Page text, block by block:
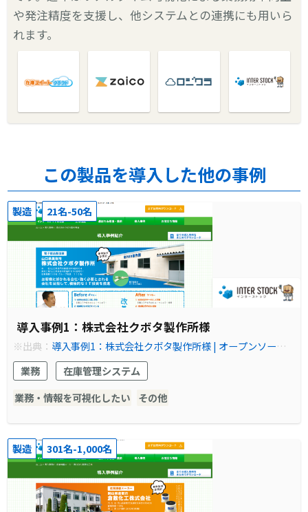
や発注精度を支援し、他システムとの連携にも用いら
れます。
この製品を導入した他の事例
製造 21名-50名
導入事例1：株式会社クボタ製作所様
※出典： 導入事例1：株式会社クボタ製作所様 | オープンソース
の倉庫管理システム(WMS)【インターストック】
業務
在庫管理システム
業務・情報を可視化したい
その他
製造 301名-1,000名